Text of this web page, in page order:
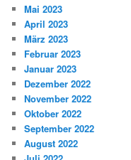
Mai 2023
April 2023
März 2023
Februar 2023
Januar 2023
Dezember 2022
November 2022
Oktober 2022
September 2022
August 2022